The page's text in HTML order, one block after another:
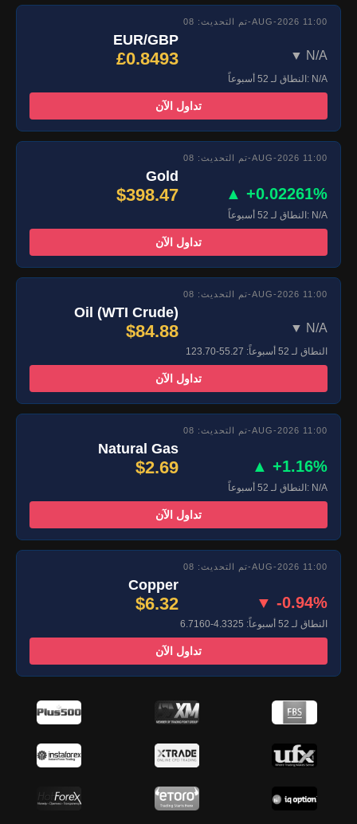
تم التحديث: 08-AUG-2026 11:00
EUR/GBP
£0.8493 ▼ N/A
النطاق لـ 52 أسبوعاً: N/A
تداول الآن
تم التحديث: 08-AUG-2026 11:00
Gold
$398.47 ▲ +0.02261%
النطاق لـ 52 أسبوعاً: N/A
تداول الآن
تم التحديث: 08-AUG-2026 11:00
Oil (WTI Crude)
$84.88 ▼ N/A
النطاق لـ 52 أسبوعاً: 55.27-123.70
تداول الآن
تم التحديث: 08-AUG-2026 11:00
Natural Gas
$2.69 ▲ +1.16%
النطاق لـ 52 أسبوعاً: N/A
تداول الآن
تم التحديث: 08-AUG-2026 11:00
Copper
$6.32 ▼ -0.94%
النطاق لـ 52 أسبوعاً: 4.3325-6.7160
تداول الآن